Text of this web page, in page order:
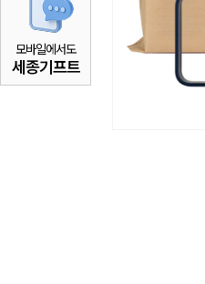
모바일에서도
세종기프트